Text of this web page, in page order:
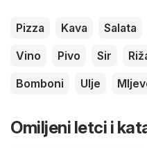
Pizza Kava Salata
Vino
Pivo Sir
Bomboni
Ulje
Omiljeni letci i